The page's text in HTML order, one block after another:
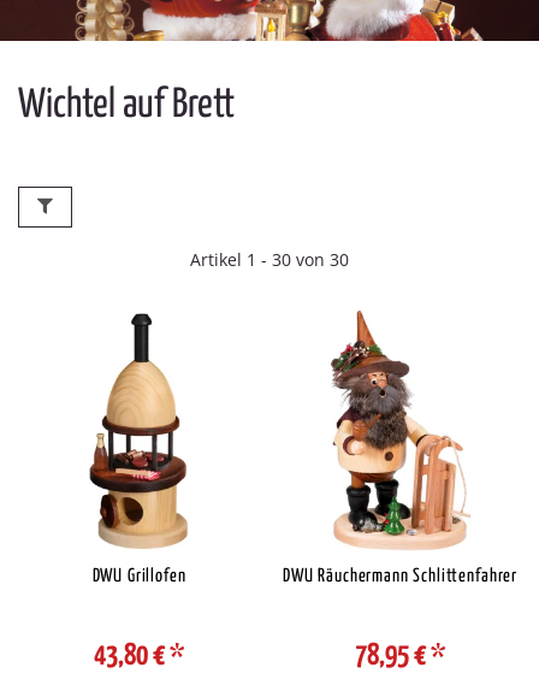
Wichtel auf Brett
Artikel 1 - 30 von 30
DWU Grillofen
43,80 €*
DWU Räuchermann Schlittenfahrer
78,95 €*